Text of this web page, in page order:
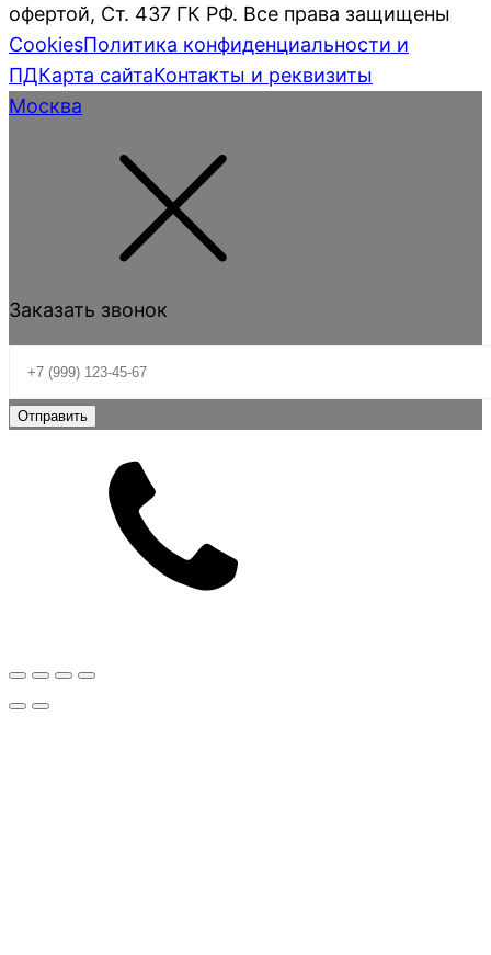
офертой, Ст. 437 ГК РФ. Все права защищены
CookiesПолитика конфиденциальности и
ПДКарта сайтаКонтакты и реквизиты
Москва
Заказать звонок